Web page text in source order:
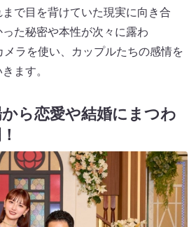
で目を背けていた現実に向き合
た秘密や本性が次々に露わ
ラを使い、カップルたちの感情を
ます。
ら恋愛や結婚にまつわ